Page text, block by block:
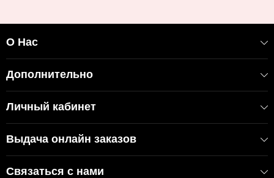
О Нас
Дополнительно
Личный кабинет
Выдача онлайн заказов
Связаться с нами